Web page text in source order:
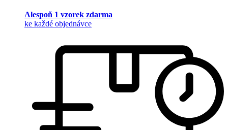
Alespoň 1 vzorek zdarma
ke každé objednávce